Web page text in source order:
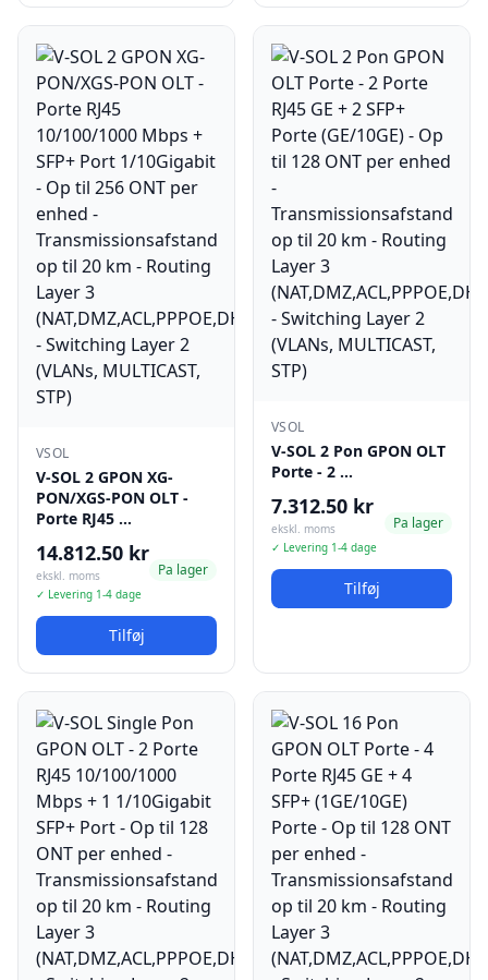
VSOL
V-SOL 2 GPON XG-
PON/XGS-PON OLT -
Porte RJ45 …
14.812.50 kr
ekskl. moms
✓ Levering 1-4 dage
Pa lager
Tilføj
VSOL
V-SOL 2 Pon GPON OLT
Porte - 2 …
7.312.50 kr
ekskl. moms
✓ Levering 1-4 dage
Pa lager
Tilføj